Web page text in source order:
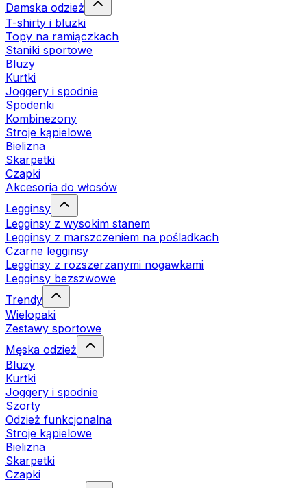
Damska odzież
T-shirty i bluzki
Topy na ramiączkach
Staniki sportowe
Bluzy
Kurtki
Joggery i spodnie
Spodenki
Kombinezony
Stroje kąpielowe
Bielizna
Skarpetki
Czapki
Akcesoria do włosów
Legginsy
Legginsy z wysokim stanem
Legginsy z marszczeniem na pośladkach
Czarne legginsy
Legginsy z rozszerzanymi nogawkami
Legginsy bezszwowe
Trendy
Wielopaki
Zestawy sportowe
Męska odzież
Bluzy
Kurtki
Joggery i spodnie
Szorty
Odzież funkcjonalna
Stroje kąpielowe
Bielizna
Skarpetki
Czapki